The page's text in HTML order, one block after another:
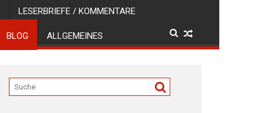
LESERBRIEFE / KOMMENTARE
BLOG ALLGEMEINES